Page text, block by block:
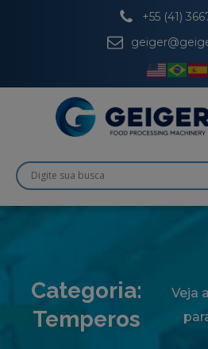
+55 (41)
Categoria:
Temperos
Veja